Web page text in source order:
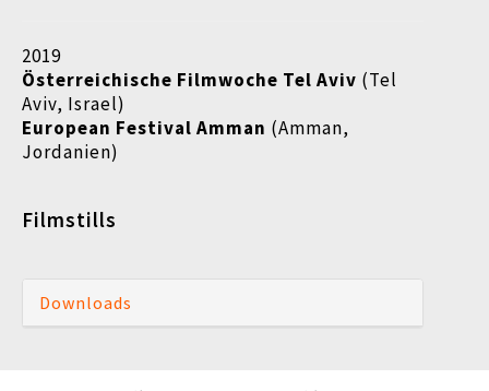
2019
Österreichische Filmwoche Tel Aviv (Tel
Aviv, Israel)
European Festival Amman (Amman,
Jordanien)
Filmstills
Downloads